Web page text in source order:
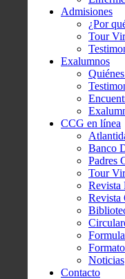
Admisiones
¿Por
Tour
Exalumnos
CCG en línea
Banco
Padres
Tour
Revista
Revista
Noticias
Contacto